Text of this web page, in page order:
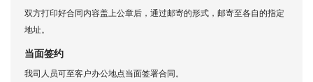
双方打印好合同内容盖上公章后，通过邮寄的形式，邮寄至各自的指定
地址。
当面签约
我司人员可至客户办公地点当面签署合同。